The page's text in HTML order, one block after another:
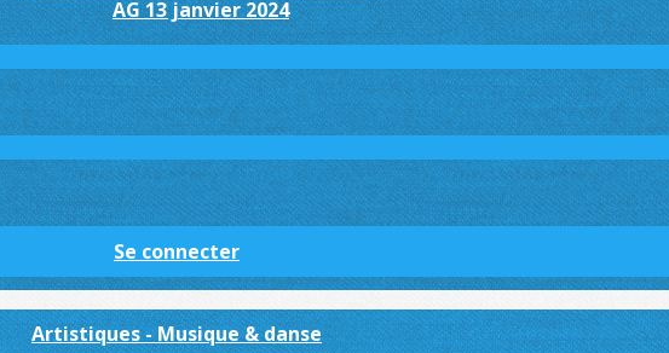
AG 13 janvier 2024
Se connecter
Artistiques - Musique & danse